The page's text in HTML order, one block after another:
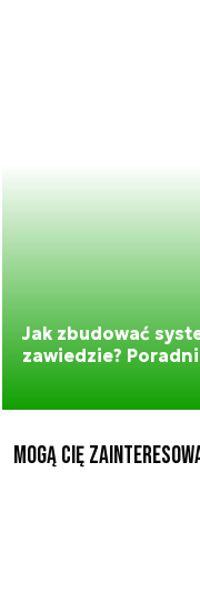
Jak zbudować
zawiedzie?
Mogą Cię